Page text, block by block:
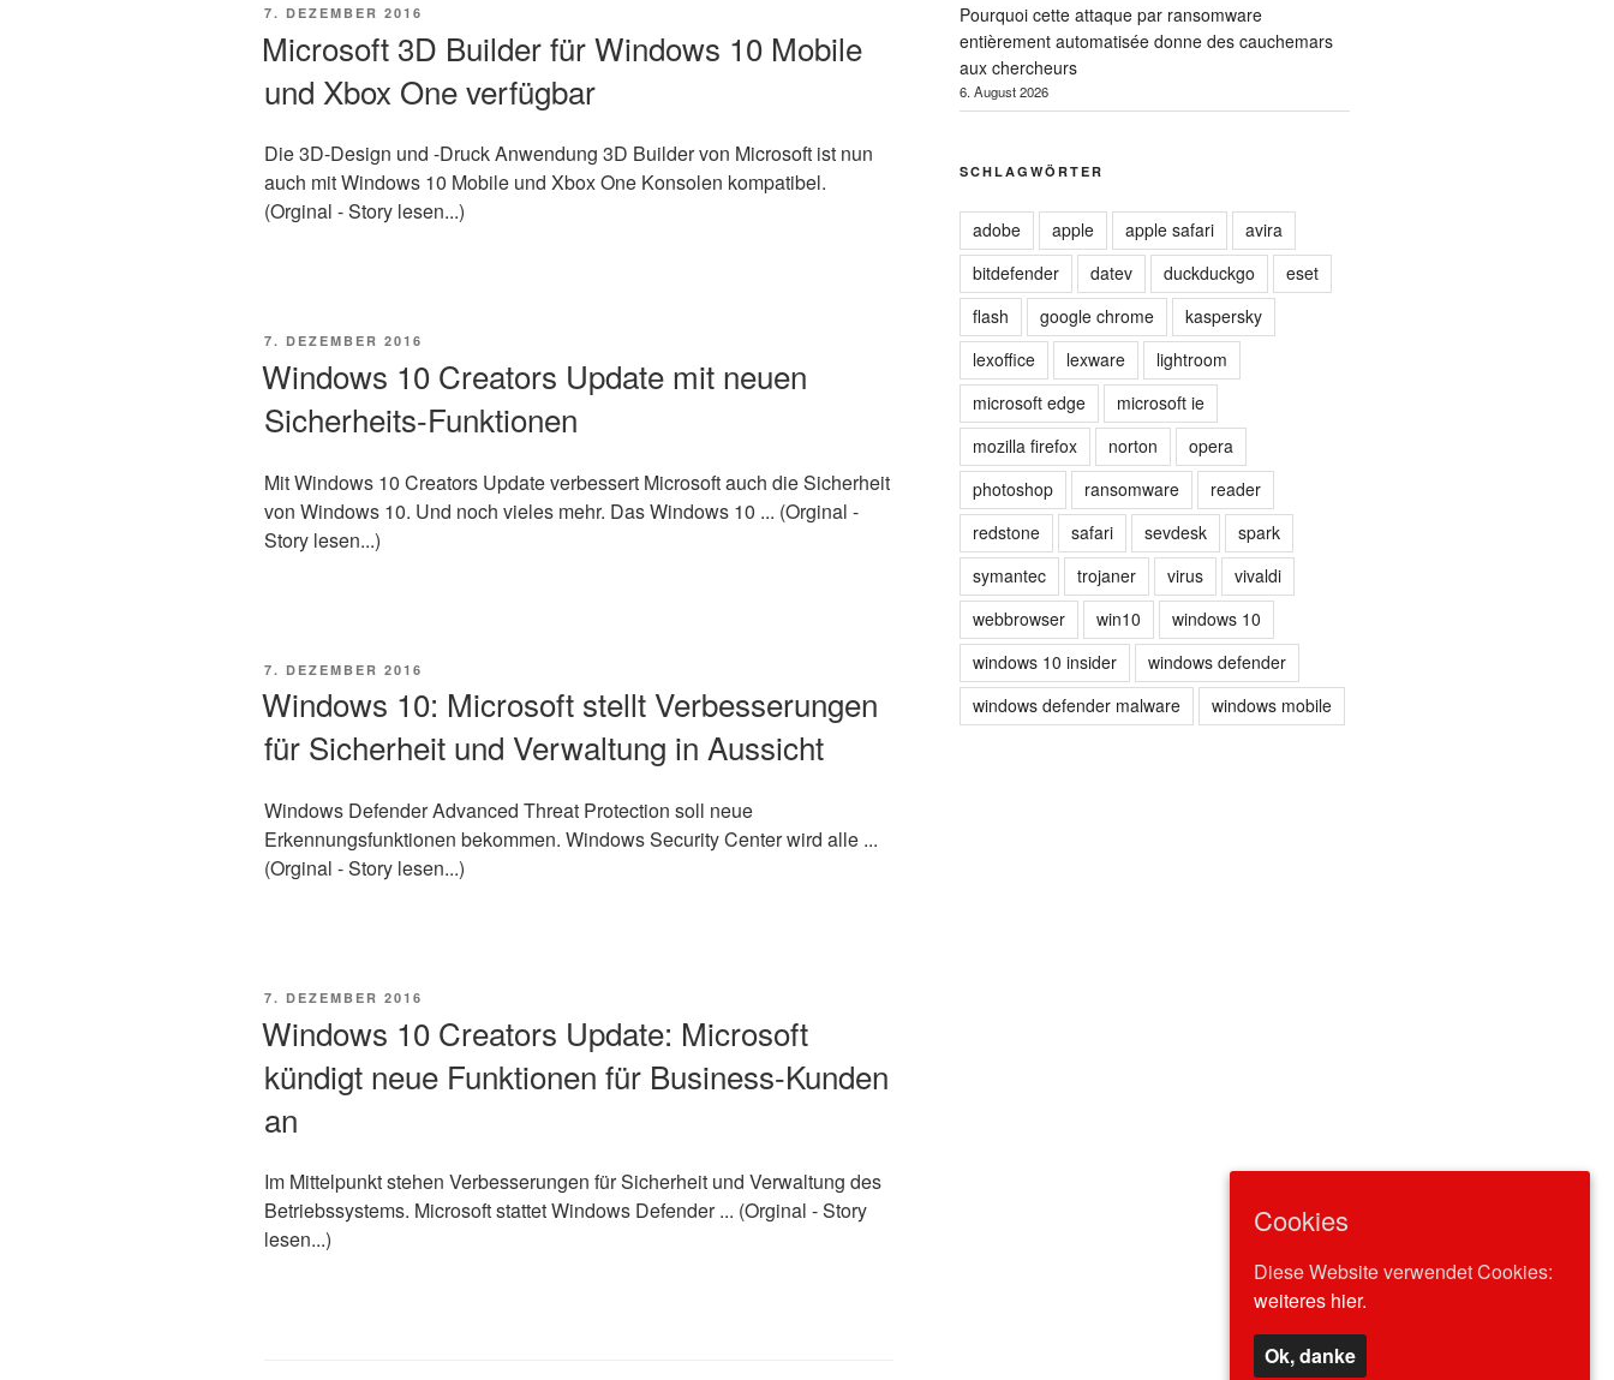
VERÖFFENTLICHT
7. DEZEMBER 2016
Microsoft 3D Builder für Windows 10 Mobile
und Xbox One verfügbar
Die 3D-Design und -Druck Anwendung 3D Builder von Microsoft ist nun
auch mit Windows 10 Mobile und Xbox One Konsolen kompatibel.
(Orginal - Story lesen...)
VERÖFFENTLICHT
7. DEZEMBER 2016
Windows 10 Creators Update mit neuen
Sicherheits-Funktionen
Mit Windows 10 Creators Update verbessert Microsoft auch die Sicherheit
von Windows 10. Und noch vieles mehr. Das Windows 10 ... (Orginal -
Story lesen...)
VERÖFFENTLICHT
7. DEZEMBER 2016
Windows 10: Microsoft stellt Verbesserungen
für Sicherheit und Verwaltung in Aussicht
Windows Defender Advanced Threat Protection soll neue
Erkennungsfunktionen bekommen. Windows Security Center wird alle ...
(Orginal - Story lesen...)
VERÖFFENTLICHT
7. DEZEMBER 2016
Windows 10 Creators Update: Microsoft
kündigt neue Funktionen für Business-Kunden
an
Im Mittelpunkt stehen Verbesserungen für Sicherheit und Verwaltung des
Betriebssystems. Microsoft stattet Windows Defender ... (Orginal - Story
lesen...)
Pourquoi cette attaque par ransomware
entièrement automatisée donne des cauchemars
aux chercheurs
6. August 2026
SCHLAGWÖRTER
adobe apple apple safari
avira
bitdefender
datev duckduckgo
eset
flash
google chrome
kaspersky
lexoffice
lexware
lightroom
microsoft edge
microsoft ie
mozilla firefox
norton
opera
photoshop
ransomware
reader
redstone
safari sevdesk
spark
symantec
trojaner virus
vivaldi
webbrowser
win10
windows 10
windows 10 insider
windows defender
windows defender malware
windows mobile
Cookies
Diese Website verwendet Cookies:
weiteres hier.
Ok, danke